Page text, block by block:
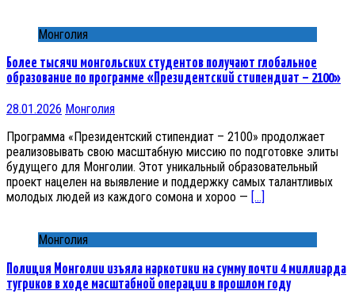
Монголия
Более тысячи монгольских студентов получают глобальное
образование по программе «Президентский стипендиат – 2100»
28.01.2026 Монголия
Программа «Президентский стипендиат – 2100» продолжает
реализовывать свою масштабную миссию по подготовке элиты
будущего для Монголии. Этот уникальный образовательный
проект нацелен на выявление и поддержку самых талантливых
молодых людей из каждого сомона и хороо — […]
Монголия
Полиция Монголии изъяла наркотики на сумму почти 4 миллиарда
тугриков в ходе масштабной операции в прошлом году